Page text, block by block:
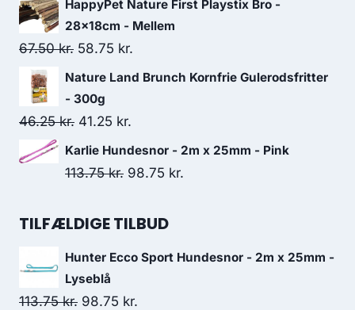
31.25 kr.. 26.25 kr..
pris
var:
151.25 kr.. 131.25 kr..
HappyPet Nature First Playstix Bro -
28x18cm - Mellem
67.50kr. Den
oprindelige
pris
var:
67.50 kr..
58.75 kr.
aktuelle
58.75 kr..
Nature Land Brunch Kornfrie Gulerodsfritter
- 300g
46.25kr. Den
oprindelige
pris
46.25 kr..
41.25 kr.
aktuelle
pris
41.25 kr..
Karlie Hundesnor - 2m x 25mm - Pink
113.75kr. Den
pris
113.75 kr..
98.75 kr.
98.75 kr..
TILFÆLDIGE TILBUD
Hunter Ecco Sport Hundesnor - 2m x 25mm -
Lyseblå
113.75kr. Den
98.75 kr.